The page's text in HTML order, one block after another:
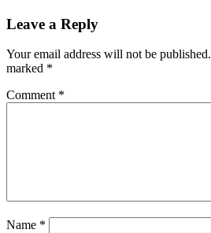
Leave a Reply
Your email address will not be published.
marked *
Comment *
Name *